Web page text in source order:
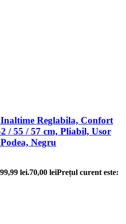
Reglabila, Confort
/ 55 / 57 cm, Pliabil, Usor
Negru
lei.70,00 leiPrețul curent este: